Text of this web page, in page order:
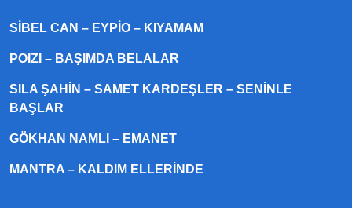
SIBEL CAN – EYPIO – KIYAMAM
POIZI – BAŞIMDA BELALAR
SILA ŞAHIN – SAMET KARDEŞLER – SENINLE
BAŞLAR
GÖKHAN NAMLI – EMANET
MANTRA – KALDIM ELLERINDE